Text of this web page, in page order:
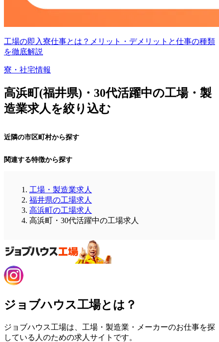
工場の即入寮仕事とは？メリット・デメリットと仕事の種類
を徹底解説
寮・社宅情報
高浜町(福井県)・30代活躍中の工場・製
造業求人を絞り込む
近隣の市区町村から探す
関連する特徴から探す
工場・製造業求人
福井県の工場求人
高浜町の工場求人
高浜町・30代活躍中の工場求人
ジョブハウス工場とは？
ジョブハウス工場は、工場・製造業・メーカーのお仕事を探
している人のための求人サイトです。